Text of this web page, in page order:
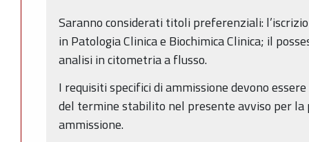
Saranno considerati titoli preferenziali:
in Patologia Clinica e Biochimica Clinica; il
analisi in citometria a flusso.
I requisiti specifici di ammissione devono
del termine stabilito nel presente avviso per la
ammissione.